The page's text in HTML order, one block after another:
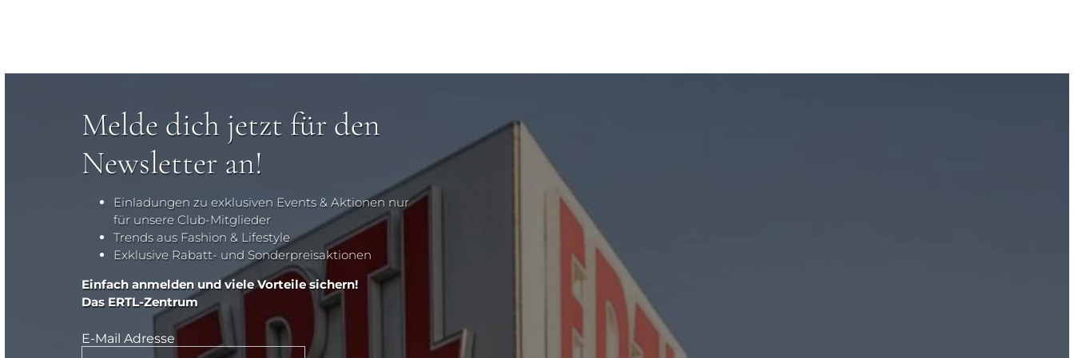
Melde dich jetzt für den
Newsletter an!
Einladungen zu exklusiven Events & Aktionen nur
für unsere Club-Mitglieder
Trends aus Fashion & Lifestyle
Exklusive Rabatt- und Sonderpreisaktionen
Einfach anmelden und viele Vorteile sichern!
Das ERTL-Zentrum
E-Mail Adresse